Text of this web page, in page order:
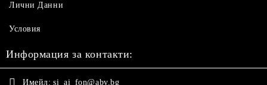
Лични Данни
Условия
Информация за контакти:
Имейл: si_ai_fon@abv.bg